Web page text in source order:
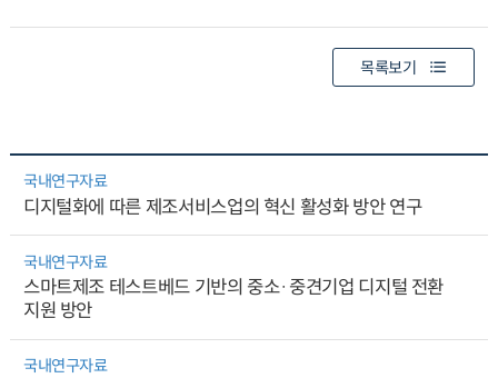
목록보기
국내연구자료
디지털화에 따른 제조서비스업의 혁신 활성화 방안 연구
국내연구자료
스마트제조 테스트베드 기반의 중소·중견기업 디지털 전환
지원 방안
국내연구자료